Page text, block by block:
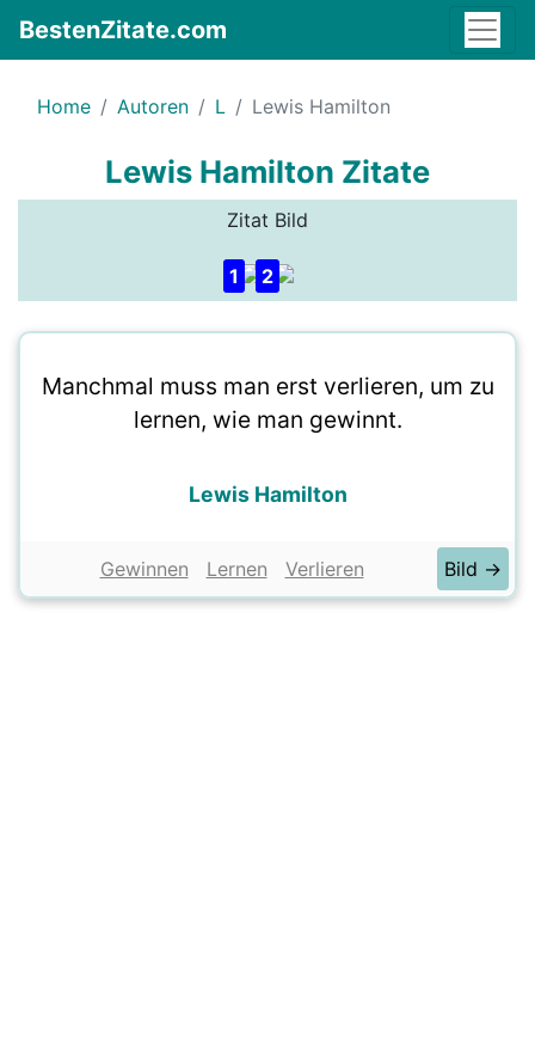
BestenZitate.com
Home Autoren L Lewis Hamilton
Lewis Hamilton Zitate
Zitat Bild
1 2
Manchmal muss man erst verlieren, um zu
lernen, wie man gewinnt.
Lewis Hamilton
Gewinnen Lernen Verlieren Bild →